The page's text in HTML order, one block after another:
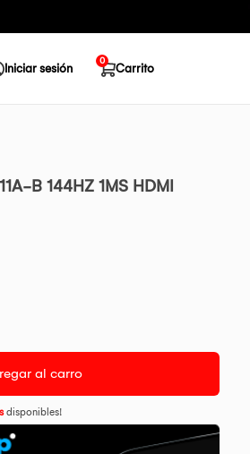
Iniciar sesión Carrito
0
B 144HZ 1MS HDMI
al carro
disponibles!